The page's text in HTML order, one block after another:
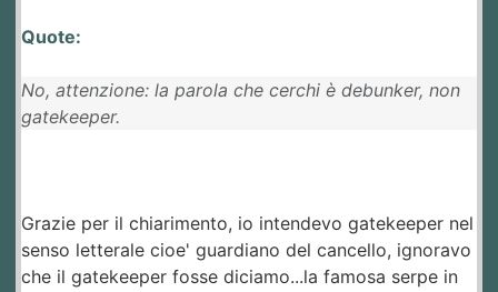
Quote:
No, attenzione: la parola che cerchi è debunker, non
gatekeeper.
Grazie per il chiarimento, io intendevo gatekeeper nel
senso letterale cioe' guardiano del cancello, ignoravo
che il gatekeeper fosse diciamo...la famosa serpe in